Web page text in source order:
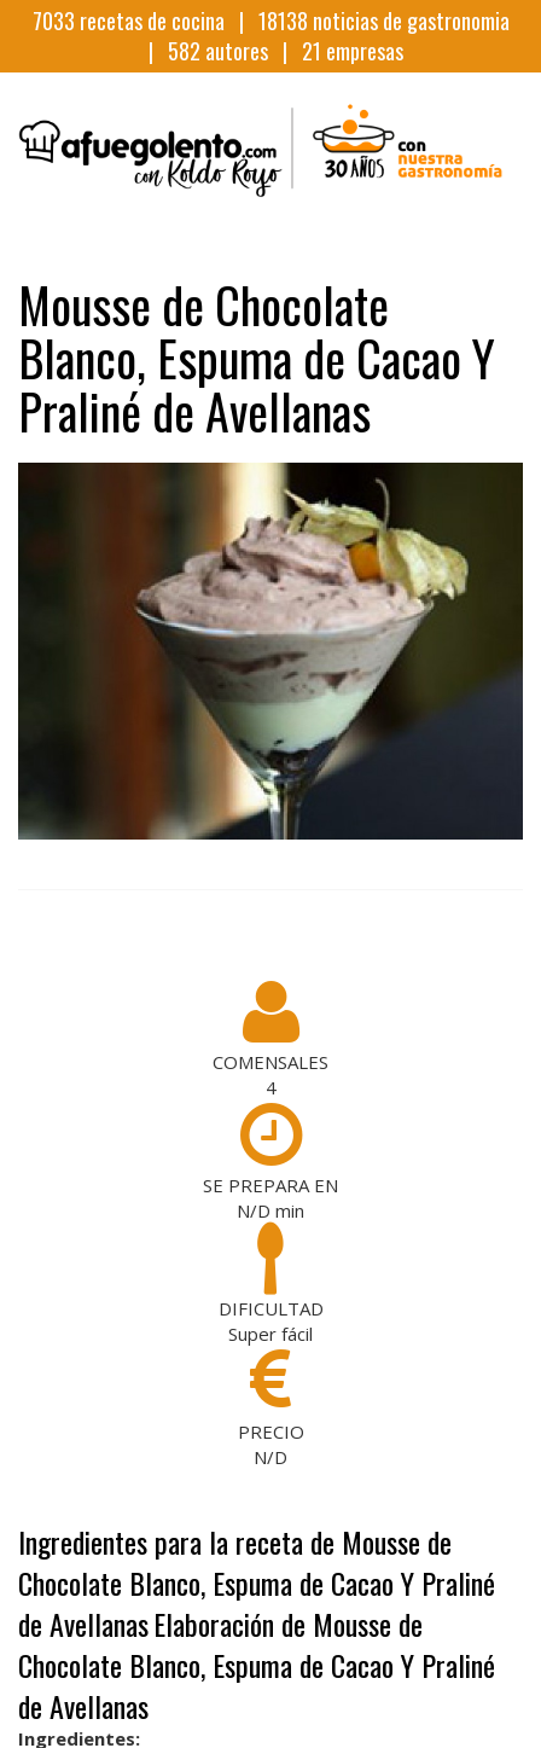
7033 recetas de cocina | 18138 noticias de gastronomia
| 582 autores | 21 empresas
Mousse de Chocolate
Blanco, Espuma de Cacao Y
Praliné de Avellanas
COMENSALES
4
SE PREPARA EN
N/D min
DIFICULTAD
Super fácil
PRECIO
N/D
Ingredientes para la receta de Mousse de
Chocolate Blanco, Espuma de Cacao Y Praliné
de AvellanasElaboración de Mousse de
Chocolate Blanco, Espuma de Cacao Y Praliné
de Avellanas
Ingredientes: